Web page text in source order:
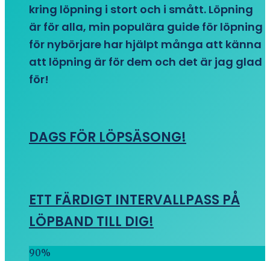
kring löpning i stort och i smått. Löpning
är för alla, min populära guide för löpning
för nybörjare har hjälpt många att känna
att löpning är för dem och det är jag glad
för!
DAGS FÖR LÖPSÄSONG!
ETT FÄRDIGT INTERVALLPASS PÅ
LÖPBAND TILL DIG!
90%